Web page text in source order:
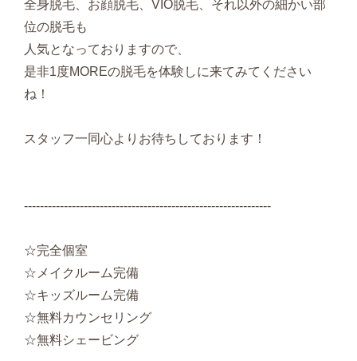
全身脱毛、お顔脱毛、VIO脱毛、それ以外の細かい部
位の脱毛も
人気となっておりますので、
是非1度MOREの脱毛を体験しに来てみてください
ね！
スタッフ一同心よりお待ちしております！
--------------------------------------------------------------
☆完全個室
☆メイクルーム完備
☆キッズルーム完備
☆無料カウンセリング
☆無料シェービング